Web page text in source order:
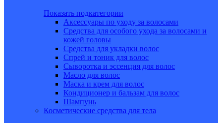
Показать подкатегории
Аксессуары по уходу за волосами
Средства для особого ухода за волосами и
кожей головы
Средства для укладки волос
Спрей и тоник для волос
Сыворотка и эссенция для волос
Масло для волос
Маска и крем для волос
Кондиционер и бальзам для волос
Шампунь
Косметические средства для тела